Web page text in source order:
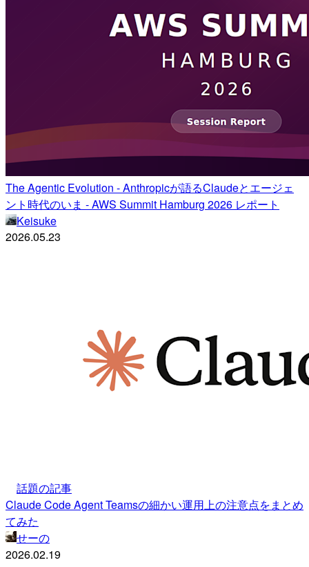
The Agentic Evolution - Anthropicが語るClaudeとエージェ
ント時代のいま - AWS Summit Hamburg 2026 レポート
Keisuke
2026.05.23
話題の記事
Claude Code Agent Teamsの細かい運用上の注意点をまとめ
てみた
せーの
2026.02.19